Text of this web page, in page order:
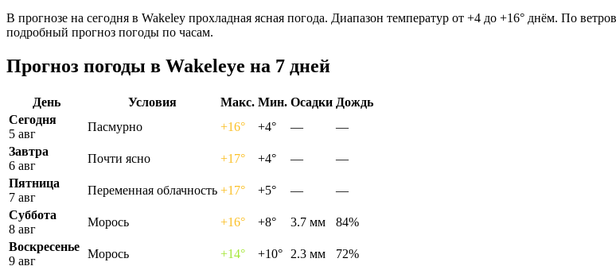
В прогнозе на сегодня в Wakeley прохладная ясная погода. Диапазон температур от +4 до +16° днём. По
подробный прогноз погоды по часам.
Прогноз погоды в Wakeleyе на 7 дней
День Условия Макс. Мин. Осадки Дождь
Сегодня
5 авг
Пасмурно +16° +4° —
—
Завтра
6 авг
Почти ясно +17° +4° —
—
Пятница
7 авг
Переменная облачность +17° +5° —
—
Суббота
8 авг
Морось +16° +8° 3.7 мм
84%
Воскресенье
9 авг
Морось +14° +10° 2.3 мм
72%